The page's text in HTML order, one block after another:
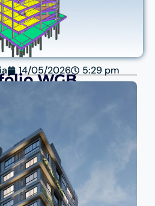
14/05/2026 5:29 pm
WGB